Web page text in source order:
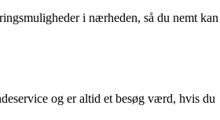
i nærheden, så du nemt kan
og er altid et besøg værd, hvis du